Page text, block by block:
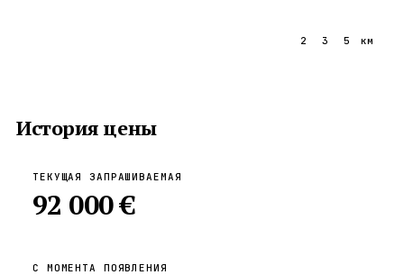
2 3 5 км
История цены
ТЕКУЩАЯ ЗАПРАШИВАЕМАЯ
92 000 €
С МОМЕНТА ПОЯВЛЕНИЯ